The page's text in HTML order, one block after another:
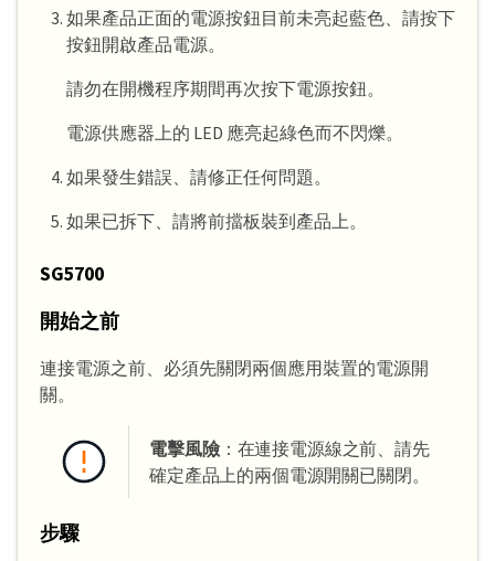
如果產品正面的電源按鈕目前未亮起藍色、請按下
按鈕開啟產品電源。
請勿在開機程序期間再次按下電源按鈕。
電源供應器上的 LED 應亮起綠色而不閃爍。
如果發生錯誤、請修正任何問題。
如果已拆下、請將前擋板裝到產品上。
SG5700
開始之前
連接電源之前、必須先關閉兩個應用裝置的電源開
關。
電擊風險：在連接電源線之前、請先
確定產品上的兩個電源開關已關閉。
步驟